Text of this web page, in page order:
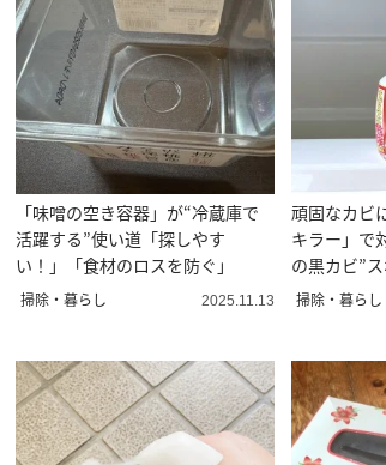
「味噌の空き容器」が“冷蔵庫で
活躍する”使い道「探しやす
い！」「食材のロスを防ぐ」
掃除・暮らし 2025.11.13
頑固なカビ
キラー」で
の黒カビ”
掃除・暮らし